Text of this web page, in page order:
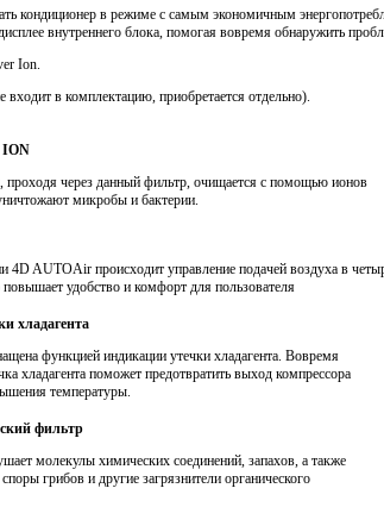
кондиционер в режиме с самым экономичным
внутреннего блока, помогая вовремя обнаружить
Ion.
в комплектацию, приобретается отдельно).
ION
через данный фильтр, очищается с помощью ионов
микробы и бактерии.
4D AUTOAir происходит управление подачей воздуха в
повышает удобство и комфорт для пользователя
хладагента
функцией индикации утечки хладагента. Вовремя
хладагента поможет предотвратить выход компрессора
температуры.
фильтр
молекулы химических соединений, запахов, а также
грибов и другие загрязнители органического